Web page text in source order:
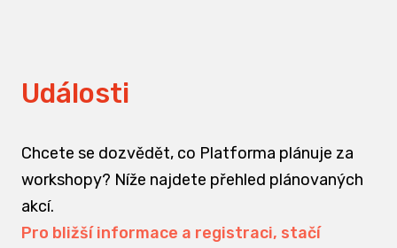
Události
Chcete se dozvědět, co Platforma plánuje za
workshopy? Níže najdete přehled plánovaných
akcí.
Pro bližší informace a registraci, stačí